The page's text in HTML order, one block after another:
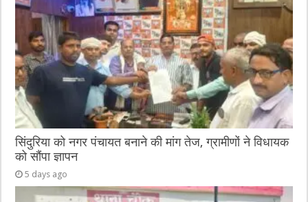
सिंदुरिया को नगर पंचायत बनाने की मांग तेज, ग्रामीणों ने विधायक
को सौंपा ज्ञापन
5 days ago